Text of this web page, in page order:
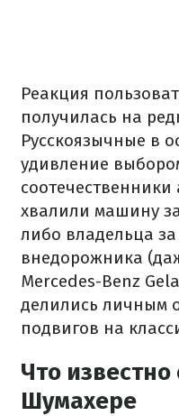
Реакция
получилась на
Русскоязычные в
удивление
хвалили машину
либо владельца
внедорожника
Mercedes-Benz
делились личным
подвигов на
Что
Шумахере